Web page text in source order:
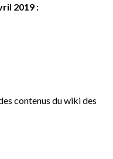
2019 :
contenus du wiki des